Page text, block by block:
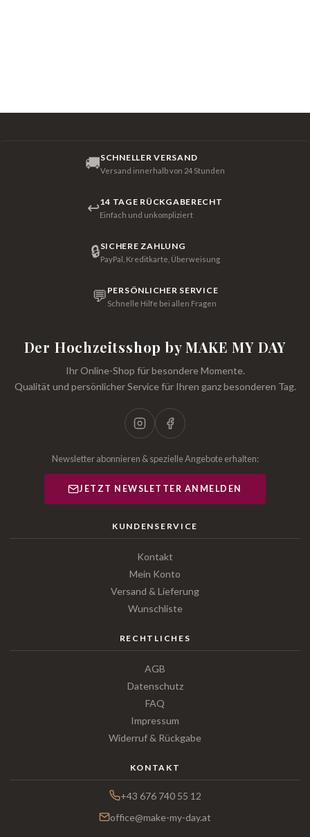
🚚SCHNELLER VERSAND
Versand innerhalb von 24 Stunden
↩14 TAGE RÜCKGABERECHT
Einfach und unkompliziert
🔒SICHERE ZAHLUNG
PayPal, Kreditkarte, Überweisung
💬 PERSÖNLICHER SERVICE
Schnelle Hilfe bei allen Fragen
Der Hochzeitsshop by MAKE MY DAY
Ihr Online-Shop für besondere Momente.
Qualität und persönlicher Service für Ihren ganz besonderen Tag.
Newsletter abonnieren & spezielle Angebote erhalten:
JETZT NEWSLETTER ANMELDEN
KUNDENSERVICE
Kontakt
Mein Konto
Versand & Lieferung
Wunschliste
RECHTLICHES
AGB
Datenschutz
FAQ
Impressum
Widerruf & Rückgabe
KONTAKT
+43 676 740 55 12
office@make-my-day.at